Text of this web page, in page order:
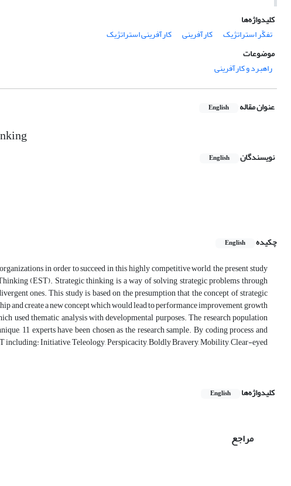
کلیدواژه‌ها
تفکّر استراتژیک
کارآفرینی
کارآفرینی استراتژیک
موضوعات
راهبرد و کارآفرینی
عنوان مقاله English
نویسندگان English
چکیده
English
in order to succeed in this highly competitive world, the present study
(EST). Strategic thinking is a way of solving strategic problems through
ones. This study is based on the presumption that the concept of strategic
and create a new concept which would lead to performance improvement, growth
used thematic analysis with developmental purposes. The research population
11 experts have been chosen as the research sample. By coding process and
Initiative, Teleology, Perspicacity, Boldly Bravery, Mobility, Clear-eyed
کلیدواژه‌ها English
مراجع